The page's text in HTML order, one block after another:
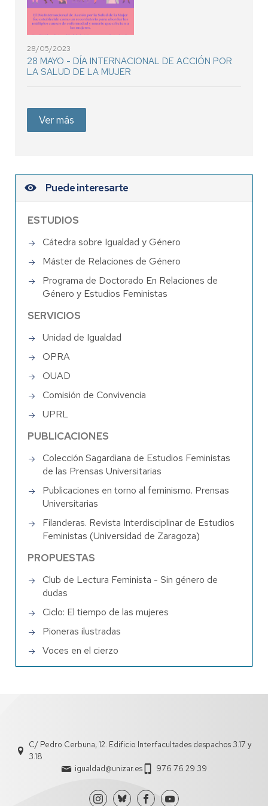
28/05/2023
28 MAYO - DÍA INTERNACIONAL DE ACCIÓN POR
LA SALUD DE LA MUJER
Ver más
Puede interesarte
ESTUDIOS
Cátedra sobre Igualdad y Género
Máster de Relaciones de Género
Programa de Doctorado En Relaciones de
Género y Estudios Feministas
SERVICIOS
Unidad de Igualdad
OPRA
OUAD
Comisión de Convivencia
UPRL
PUBLICACIONES
Colección Sagardiana de Estudios Feministas
de las Prensas Universitarias
Publicaciones en torno al feminismo. Prensas
Universitarias
Filanderas. Revista Interdisciplinar de Estudios
Feministas (Universidad de Zaragoza)
PROPUESTAS
Club de Lectura Feminista - Sin género de
dudas
Ciclo: El tiempo de las mujeres
Pioneras ilustradas
Voces en el cierzo
C/ Pedro Cerbuna, 12. Edificio Interfacultades despachos 3.17 y
3.18
igualdad@unizar.es
976 76 29 39